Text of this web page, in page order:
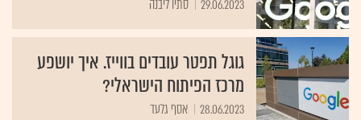
29.06.2023 סתיו ליבנה
גוגל תפטר עובדים בווייז. איך יושפע
מרכז הפיתוח הישראלי?
28.06.2023 אסף גלעד